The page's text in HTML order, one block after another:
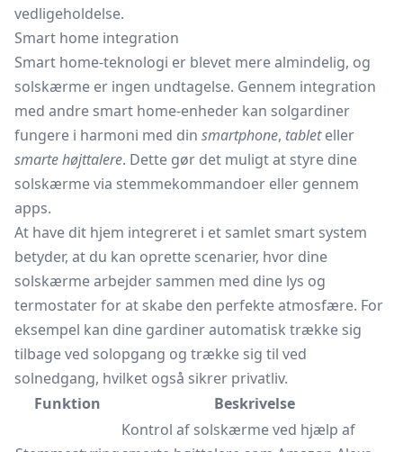
vedligeholdelse.
Smart home integration
Smart home-teknologi er blevet mere almindelig, og
solskærme er ingen undtagelse. Gennem integration
med andre smart home-enheder kan solgardiner
fungere i harmoni med din smartphone, tableteller
smarte højttalere. Dette gør det muligt at styre dine
solskærme via stemmekommandoer eller gennem
apps.
At have dit hjem integreret i et samlet smart system
betyder, at du kan oprette scenarier, hvor dine
solskærme arbejder sammen med dine lys og
termostater for at skabe den perfekte atmosfære. For
eksempel kan dine gardiner automatisk trække sig
tilbage ved solopgang og trække sig til ved
solnedgang, hvilket også sikrer privatliv.
Funktion
Beskrivelse
Kontrol af solskærme ved hjælp af